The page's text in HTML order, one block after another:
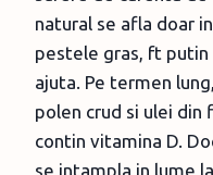
natural se afla doar
pestele gras, ft putin
ajuta. Pe termen
polen crud si ulei din
contin vitamina D.
se intampla in lume